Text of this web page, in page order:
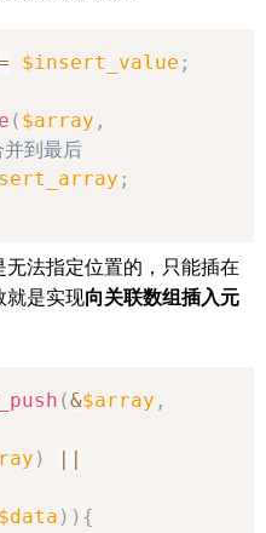
$insert_value ;
( $array ,
到最后
;
法指定位置的，只能插在
就是实现向关联数组插入元
(&$array ,
)
||
$data ) ) {